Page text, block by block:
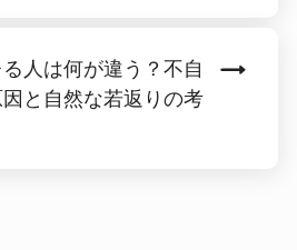
人は何が違う？不自
と自然な若返りの考